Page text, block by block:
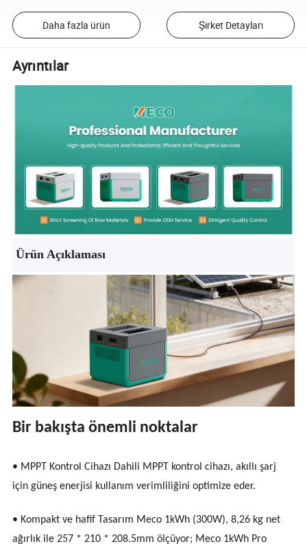
Daha fazla ürün Şirket Detayları
Ayrıntılar
Ürün Açıklaması
Bir bakışta önemli noktalar
• MPPT Kontrol Cihazı Dahili MPPT kontrol cihazı, akıllı şarj
için güneş enerjisi kullanım verimliliğini optimize eder.
• Kompakt ve hafif Tasarım Meco 1kWh (300W), 8,26 kg net
ağırlık ile 257 * 210 * 208.5mm ölçüyor; Meco 1kWh Pro